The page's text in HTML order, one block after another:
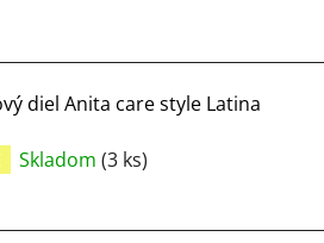
diel Anita care style Latina
Skladom (3 ks)